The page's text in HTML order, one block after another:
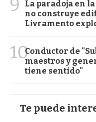
9
La paradoja en
no construye
Livramento
10Conductor de
maestros y
tiene sentido"
Te puede